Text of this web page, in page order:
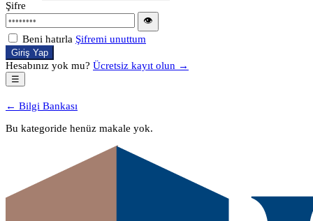
Şifre
👁
Beni hatırla Şifremi unuttum
Giriş Yap
Hesabınız yok mu? Ücretsiz kayıt olun →
☰
← Bilgi Bankası
Bu kategoride henüz makale yok.